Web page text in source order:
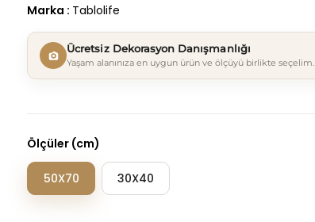
Marka : Tablolife
Ücretsiz Dekorasyon Danışmanlığı
Yaşam alanınıza en uygun ürün ve ölçüyü birlikte seçelim.
Ölçüler (cm)
50X70 30X40